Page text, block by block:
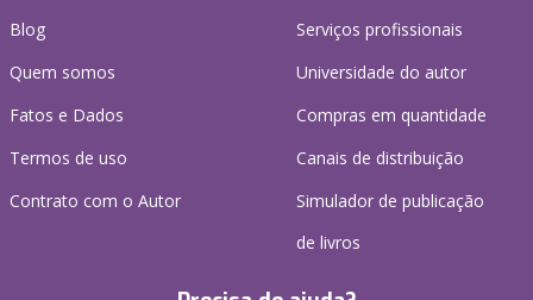
Blog
Quem somos
Fatos e Dados
Termos de uso
Contrato com o Autor
Serviços profissionais
Universidade do autor
Compras em quantidade
Canais de distribuição
Simulador de publicação
de livros